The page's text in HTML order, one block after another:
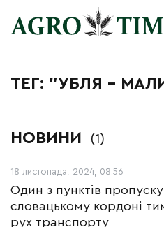
ТЕГ: "УБЛЯ –
НОВИНИ (1)
18 листопада, 2024, 08:56
Один з пунктів
словацькому кордоні
рух транспорту